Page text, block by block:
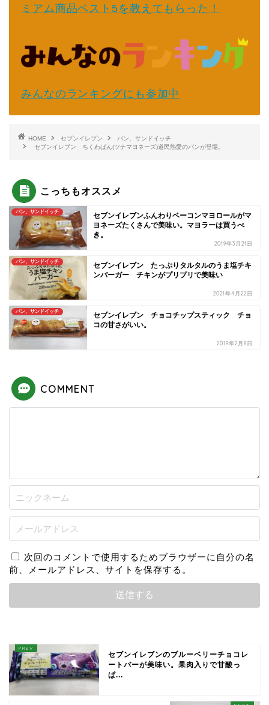
ミアム商品ベスト5を教えてもらった！
みんなのランキングにも参加中
HOME セブンイレブン
パン、サンドイッチ
セブンイレブン ちくわぱん(ツナマヨネーズ)道民熱愛のパンが登場。
こっちもオススメ
パン、サンドイッチ
セブンイレブンふんわりベーコンマヨロールがマ
ヨネーズたくさんで美味い。マヨラーは買うべ
き。
2019年3月21日
パン、サンドイッチ
セブンイレブン たっぷりタルタルのうま塩チキ
ンバーガー チキンがプリプリで美味い
2021年4月22日
パン、サンドイッチ
セブンイレブン チョコチップスティック チョ
コの甘さがいい。
2019年2月8日
COMMENT
次回のコメントで使用するためブラウザーに自分の名
前、メールアドレス、サイトを保存する。
セブンイレブンのブルーベリーチョコレ
ートバーが美味い。果肉入りで甘酸っ
ぱ...